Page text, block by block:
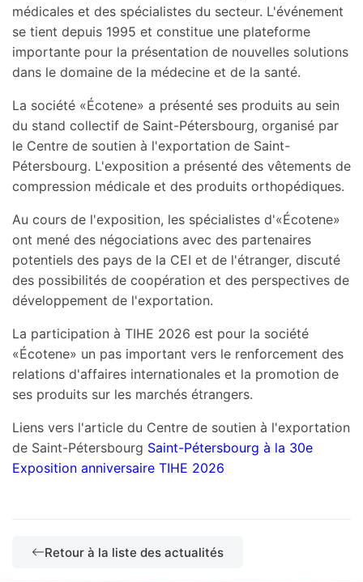
médicales et des spécialistes du secteur. L'événement
se tient depuis 1995 et constitue une plateforme
importante pour la présentation de nouvelles solutions
dans le domaine de la médecine et de la santé.
La société «Écotene» a présenté ses produits au sein
du stand collectif de Saint-Pétersbourg, organisé par
le Centre de soutien à l'exportation de Saint-
Pétersbourg. L'exposition a présenté des vêtements de
compression médicale et des produits orthopédiques.
Au cours de l'exposition, les spécialistes d'«Écotene»
ont mené des négociations avec des partenaires
potentiels des pays de la CEI et de l'étranger, discuté
des possibilités de coopération et des perspectives de
développement de l'exportation.
La participation à TIHE 2026 est pour la société
«Écotene» un pas important vers le renforcement des
relations d'affaires internationales et la promotion de
ses produits sur les marchés étrangers.
Liens vers l'article du Centre de soutien à l'exportation
de Saint-Pétersbourg Saint-Pétersbourg à la 30e
Exposition anniversaire TIHE 2026
Retour à la liste des actualités